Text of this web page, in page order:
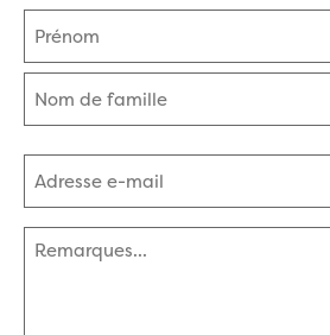
Nom
(Nécessaire)
Prénom
Adresse
e-
mail
(Nécessaire)
Commentaires
(Nécessaire)